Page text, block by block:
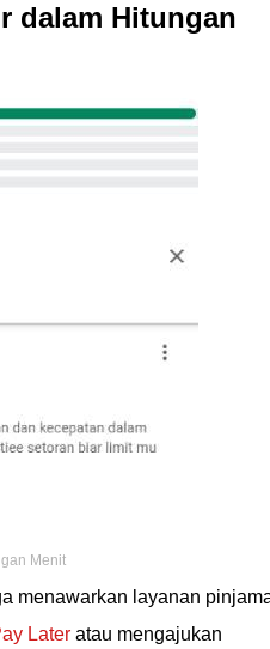
dalam Hitungan
Menit
menawarkan layanan
Later atau mengajukan